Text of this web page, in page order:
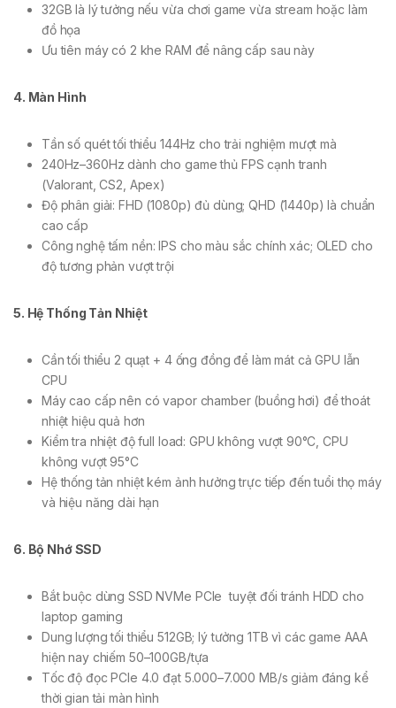
32GB là lý tưởng nếu vừa chơi game vừa stream hoặc làm
đồ họa
Ưu tiên máy có 2 khe RAM để nâng cấp sau này
4. Màn Hình
Tần số quét tối thiểu 144Hz cho trải nghiệm mượt mà
240Hz–360Hz dành cho game thủ FPS cạnh tranh
(Valorant, CS2, Apex)
Độ phân giải: FHD (1080p) đủ dùng; QHD (1440p) là chuẩn
cao cấp
Công nghệ tấm nền: IPS cho màu sắc chính xác; OLED cho
độ tương phản vượt trội
5. Hệ Thống Tản Nhiệt
Cần tối thiểu 2 quạt + 4 ống đồng để làm mát cả GPU lẫn
CPU
Máy cao cấp nên có vapor chamber (buồng hơi) để thoát
nhiệt hiệu quả hơn
Kiểm tra nhiệt độ full load: GPU không vượt 90°C, CPU
không vượt 95°C
Hệ thống tản nhiệt kém ảnh hưởng trực tiếp đến tuổi thọ máy
và hiệu năng dài hạn
6. Bộ Nhớ SSD
Bắt buộc dùng SSD NVMe PCIe tuyệt đối tránh HDD cho
laptop gaming
Dung lượng tối thiểu 512GB; lý tưởng 1TB vì các game AAA
hiện nay chiếm 50–100GB/tựa
Tốc độ đọc PCIe 4.0 đạt 5.000–7.000 MB/s giảm đáng kể
thời gian tải màn hình